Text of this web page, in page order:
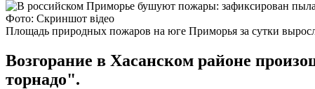
Фото: Скриншот відео
Площадь природных пожаров на юге Приморья за сутки
Возгорание в Хасанском районе
торнадо".